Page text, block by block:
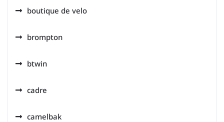
boutique de velo
brompton
btwin
cadre
camelbak